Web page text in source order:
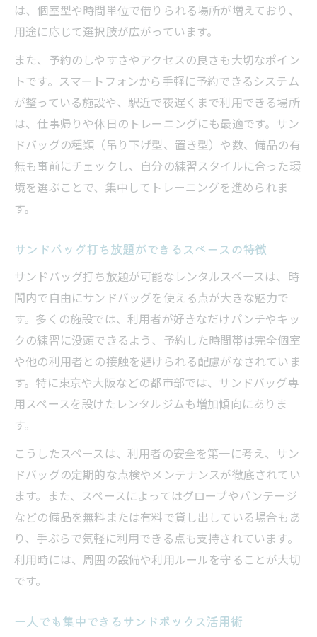
は、個室型や時間単位で借りられる場所が増えており、
用途に応じて選択肢が広がっています。
また、予約のしやすさやアクセスの良さも大切なポイン
トです。スマートフォンから手軽に予約できるシステム
が整っている施設や、駅近で夜遅くまで利用できる場所
は、仕事帰りや休日のトレーニングにも最適です。サン
ドバッグの種類（吊り下げ型、置き型）や数、備品の有
無も事前にチェックし、自分の練習スタイルに合った環
境を選ぶことで、集中してトレーニングを進められま
す。
サンドバッグ打ち放題ができるスペースの特徴
サンドバッグ打ち放題が可能なレンタルスペースは、時
間内で自由にサンドバッグを使える点が大きな魅力で
す。多くの施設では、利用者が好きなだけパンチやキッ
クの練習に没頭できるよう、予約した時間帯は完全個室
や他の利用者との接触を避けられる配慮がなされていま
す。特に東京や大阪などの都市部では、サンドバッグ専
用スペースを設けたレンタルジムも増加傾向にありま
す。
こうしたスペースは、利用者の安全を第一に考え、サン
ドバッグの定期的な点検やメンテナンスが徹底されてい
ます。また、スペースによってはグローブやバンテージ
などの備品を無料または有料で貸し出している場合もあ
り、手ぶらで気軽に利用できる点も支持されています。
利用時には、周囲の設備や利用ルールを守ることが大切
です。
一人でも集中できるサンドボックス活用術